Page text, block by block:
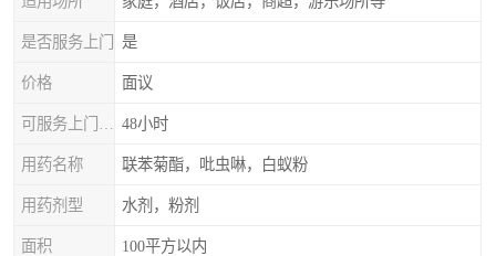
是否服务上门 是
价格 面议
48小时
用药名称 联苯菊酯，吡虫啉，白蚁粉
用药剂型 水剂，粉剂
面积 100平方以内